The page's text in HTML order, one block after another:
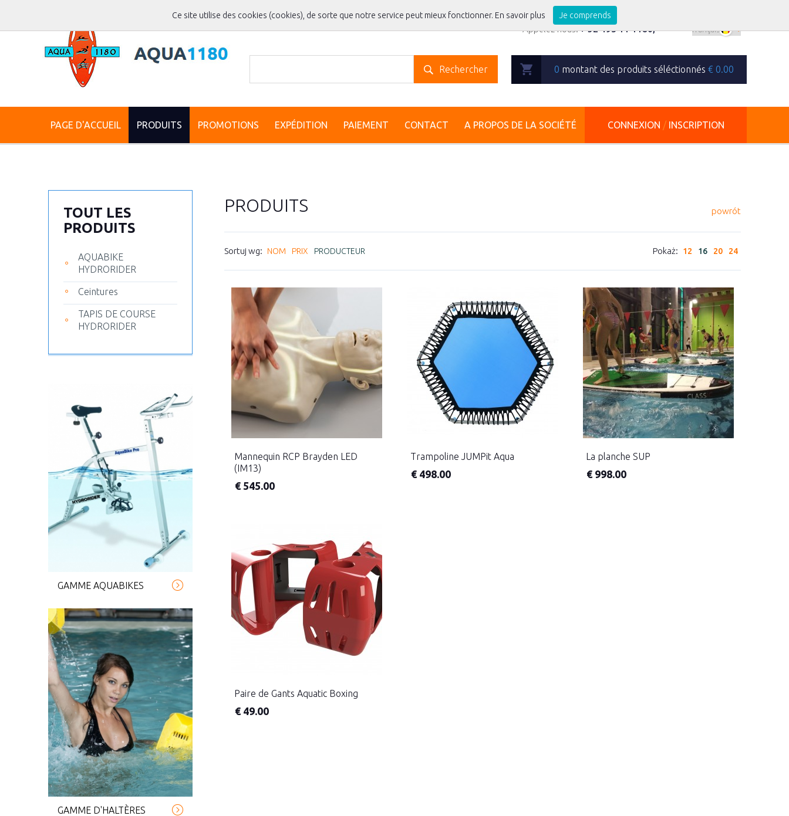
Appelez-nous:+ 32 495 11 1180,
Rechercher 0 montant des produits séléctionnés € 0.00
PAGE D'ACCUEIL PRODUITS PROMOTIONS EXPÉDITION PAIEMENT CONTACT A PROPOS DE LA SOCIÉTÉ CONNEXION /INSCRIPTION
TOUT LES
PRODUITS
AQUABIKE
HYDRORIDER
Ceintures
TAPIS DE COURSE
HYDRORIDER
GAMME AQUABIKES
GAMME D'HALTÈRES
PRODUITS powrót
Sortuj wg: NOM PRIX PRODUCTEUR Pokaż: 12 16 20 24
Mannequin RCP Brayden LED
(IM13)
€ 545.00
Trampoline JUMPit Aqua
€498.00
La planche SUP
€ 998.00
Paire de Gants Aquatic Boxing
€ 49.00
Ce site utilise des cookies (cookies), de sorte que notre service peut mieux fonctionner. En savoir plus Je comprends